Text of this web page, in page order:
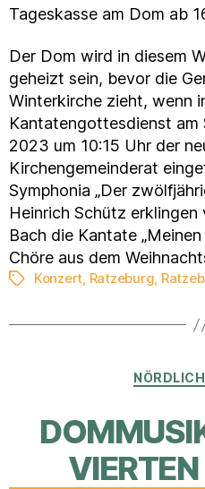
Tageskasse am Dom ab
Der Dom wird in diesem
geheizt sein, bevor die
Winterkirche zieht, wenn
Kantatengottesdienst am
2023 um 10:15 Uhr der
Kirchengemeinderat
Symphonia „Der
Heinrich Schütz
Bach die Kantate
Chöre aus dem
Schlagwörter
Konzert, Ratzeburg,